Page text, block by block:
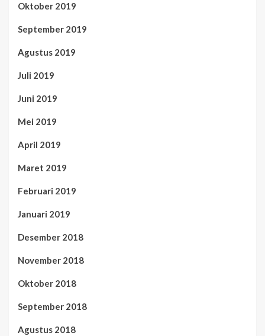
Oktober 2019
September 2019
Agustus 2019
Juli 2019
Juni 2019
Mei 2019
April 2019
Maret 2019
Februari 2019
Januari 2019
Desember 2018
November 2018
Oktober 2018
September 2018
Agustus 2018